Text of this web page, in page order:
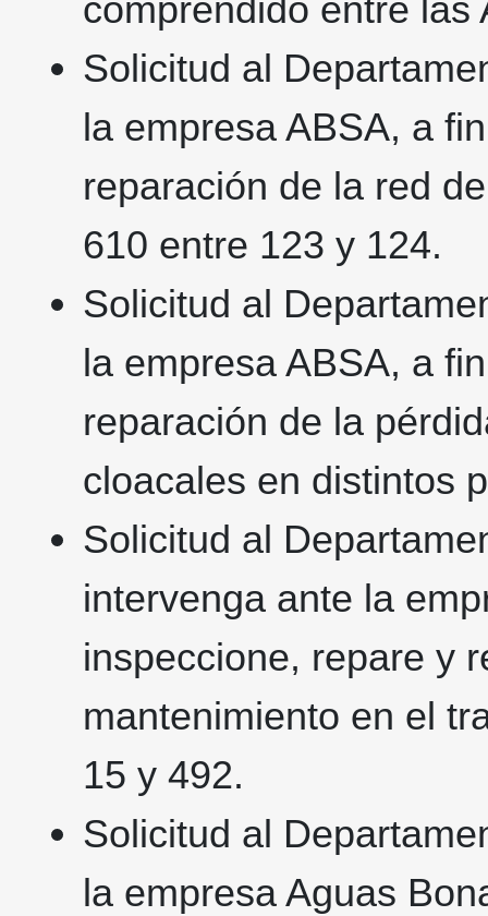
comprendido entre
Solicitud al
la empresa ABSA, a
reparación de la red
610 entre 123 y 124.
Solicitud al
la empresa ABSA, a
reparación de la
cloacales en distintos
Solicitud al
intervenga ante la
inspeccione, repare y
mantenimiento en el
15 y 492.
Solicitud al
la empresa Aguas